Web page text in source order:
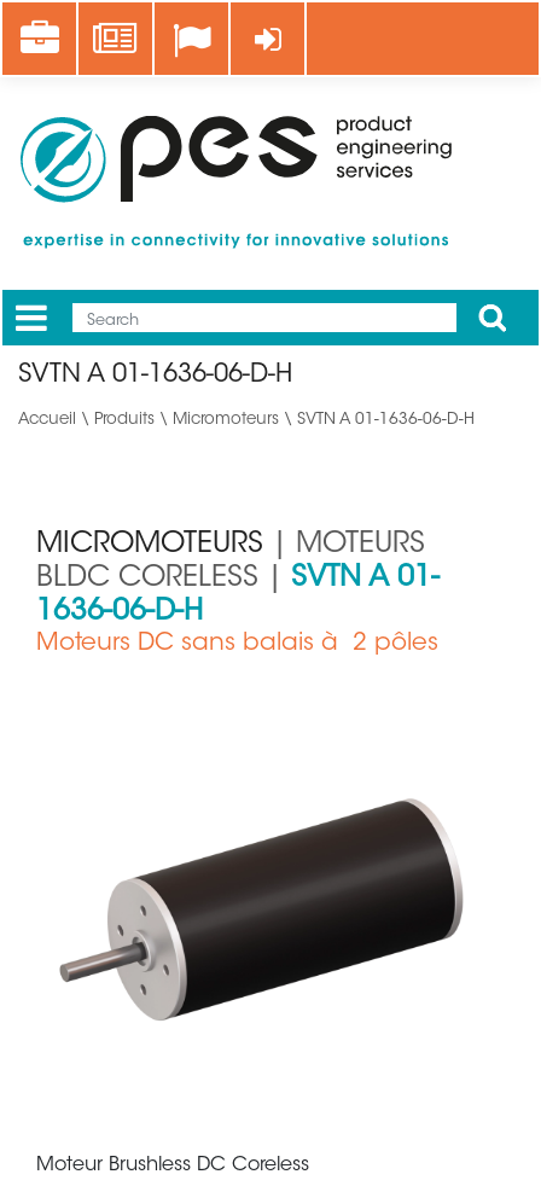
au
contenu
Career News Se connecter
Mobile
Main
Apply
SVTN A 01-1636-06-D-H
Accueil \ Produits \ Micromoteurs \ SVTN A 01-1636-06-D-H
MICROMOTEURS | MOTEURS
BLDC CORELESS | SVTN A 01-
1636-06-D-H
Moteurs DC sans balais à 2 pôles
Moteur Brushless DC Coreless